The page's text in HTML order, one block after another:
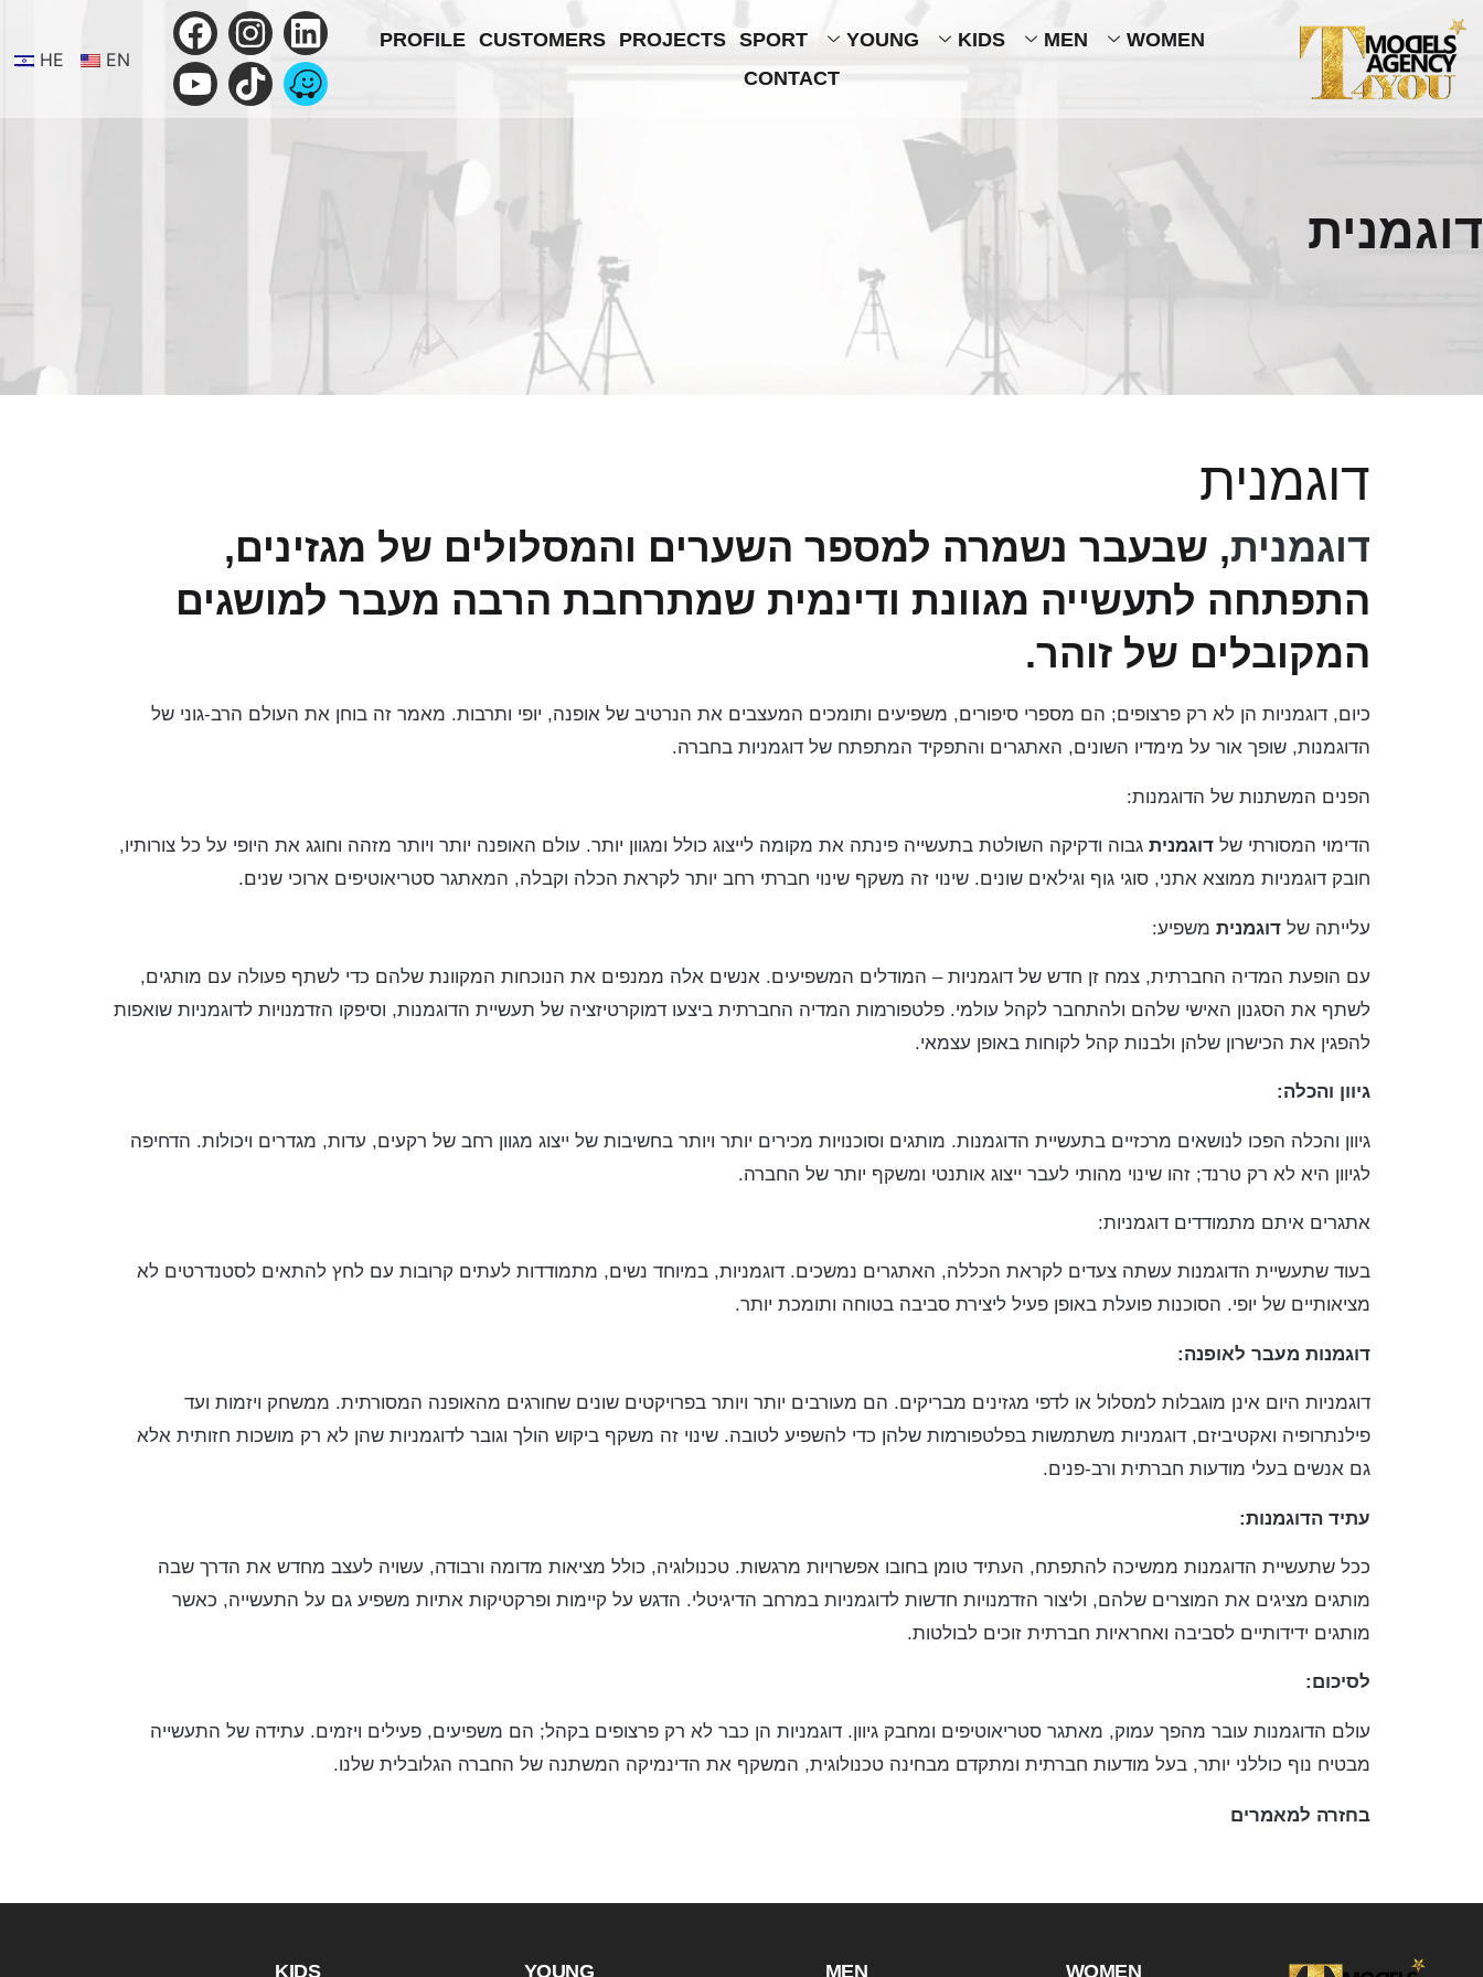
WOMEN
MEN
KIDS
YOUNG
SPORT
PROJECTS
CUSTOMERS
PROFILE
CONTACT
EN
HE
דוגמנית
דוגמנית
דוגמנית, שבעבר נשמרה למספר השערים והמסלולים של מגזינים,
התפתחה לתעשייה מגוונת ודינמית שמתרחבת הרבה מעבר למושגים
המקובלים של זוהר.
כיום, דוגמניות הן לא רק פרצופים; הם מספרי סיפורים, משפיעים ותומכים המעצבים את הנרטיב של אופנה, יופי ותרבות. מאמר זה בוחן את העולם הרב-גוני של
הדוגמנות, שופך אור על מימדיו השונים, האתגרים והתפקיד המתפתח של דוגמניות בחברה.
הפנים המשתנות של הדוגמנות:
הדימוי המסורתי של דוגמנית גבוה ודקיקה השולטת בתעשייה פינתה את מקומה לייצוג כולל ומגוון יותר. עולם האופנה יותר ויותר מזהה וחוגג את היופי על כל צורותיו,
חובק דוגמניות ממוצא אתני, סוגי גוף וגילאים שונים. שינוי זה משקף שינוי חברתי רחב יותר לקראת הכלה וקבלה, המאתגר סטריאוטיפים ארוכי שנים.
עלייתה של דוגמנית משפיע:
עם הופעת המדיה החברתית, צמח זן חדש של דוגמניות – המודלים המשפיעים. אנשים אלה ממנפים את הנוכחות המקוונת שלהם כדי לשתף פעולה עם מותגים,
לשתף את הסגנון האישי שלהם ולהתחבר לקהל עולמי. פלטפורמות המדיה החברתית ביצעו דמוקרטיזציה של תעשיית הדוגמנות, וסיפקו הזדמנויות לדוגמניות שואפות
להפגין את הכישרון שלהן ולבנות קהל לקוחות באופן עצמאי.
גיוון והכלה:
גיוון והכלה הפכו לנושאים מרכזיים בתעשיית הדוגמנות. מותגים וסוכנויות מכירים יותר ויותר בחשיבות של ייצוג מגוון רחב של רקעים, עדות, מגדרים ויכולות. הדחיפה
לגיוון היא לא רק טרנד; זהו שינוי מהותי לעבר ייצוג אותנטי ומשקף יותר של החברה.
אתגרים איתם מתמודדים דוגמניות:
בעוד שתעשיית הדוגמנות עשתה צעדים לקראת הכללה, האתגרים נמשכים. דוגמניות, במיוחד נשים, מתמודדות לעתים קרובות עם לחץ להתאים לסטנדרטים לא
מציאותיים של יופי. הסוכנות פועלת באופן פעיל ליצירת סביבה בטוחה ותומכת יותר.
דוגמנות מעבר לאופנה:
דוגמניות היום אינן מוגבלות למסלול או לדפי מגזינים מבריקים. הם מעורבים יותר ויותר בפרויקטים שונים שחורגים מהאופנה המסורתית. ממשחק ויזמות ועד
פילנתרופיה ואקטיביזם, דוגמניות משתמשות בפלטפורמות שלהן כדי להשפיע לטובה. שינוי זה משקף ביקוש הולך וגובר לדוגמניות שהן לא רק מושכות חזותית אלא
גם אנשים בעלי מודעות חברתית ורב-פנים.
עתיד הדוגמנות:
ככל שתעשיית הדוגמנות ממשיכה להתפתח, העתיד טומן בחובו אפשרויות מרגשות. טכנולוגיה, כולל מציאות מדומה ורבודה, עשויה לעצב מחדש את הדרך שבה
מותגים מציגים את המוצרים שלהם, וליצור הזדמנויות חדשות לדוגמניות במרחב הדיגיטלי. הדגש על קיימות ופרקטיקות אתיות משפיע גם על התעשייה, כאשר
מותגים ידידותיים לסביבה ואחראיות חברתית זוכים לבולטות.
לסיכום:
עולם הדוגמנות עובר מהפך עמוק, מאתגר סטריאוטיפים ומחבק גיוון. דוגמניות הן כבר לא רק פרצופים בקהל; הם משפיעים, פעילים ויזמים. עתידה של התעשייה
מבטיח נוף כוללני יותר, בעל מודעות חברתית ומתקדם מבחינה טכנולוגית, המשקף את הדינמיקה המשתנה של החברה הגלובלית שלנו.
בחזרה למאמרים
WOMEN
MEN
YOUNG
KIDS